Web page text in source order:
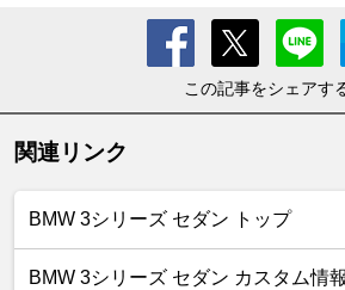
この記事をシェアす
関連リンク
BMW 3シリーズ セダン トップ
BMW 3シリーズ セダン カスタム情報